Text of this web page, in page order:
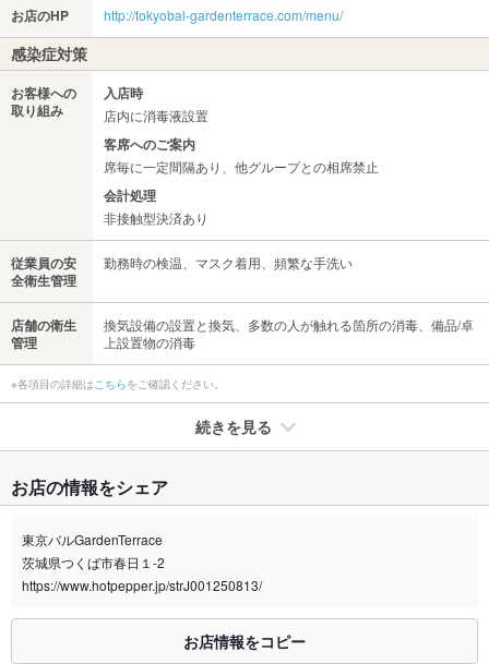
お店のHP http://tokyobal-gardenterrace.com/menu/
感染症対策
お客様への
取り組み
入店時
店内に消毒液設置
客席へのご案内
席毎に一定間隔あり、他グループとの相席禁止
会計処理
非接触型決済あり
従業員の安
全衛生管理
勤務時の検温、マスク着用、頻繁な手洗い
店舗の衛生
管理
換気設備の設置と換気、多数の人が触れる箇所の消毒、備品/卓
上設置物の消毒
※各項目の詳細は こちらをご確認ください。
続きを見る
禁煙・喫煙
全席禁煙
ください！
喫煙専用室 なし
※2020年4月1日～受動喫煙対策に関する法律が施行されています。正しい情報はお店へお問い
お店の情報をシェア
東京バルGardenTerrace
茨城県つくば市春日１-2
https://www.hotpepper.jp/strJ001250813/
お店情報をコピー